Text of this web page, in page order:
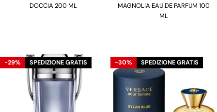
DOCCIA 200 ML
MAGNOLIA EAU DE PARFUM 100
ML
-29% SPEDIZIONE GRATIS -30% SPEDIZIONE GRATIS